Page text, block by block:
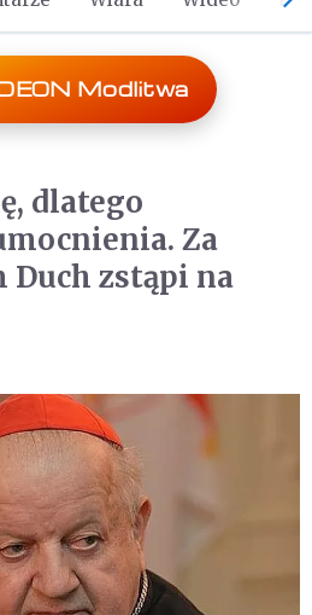
Modlitwa
dlatego
Za
Duch zstąpi na